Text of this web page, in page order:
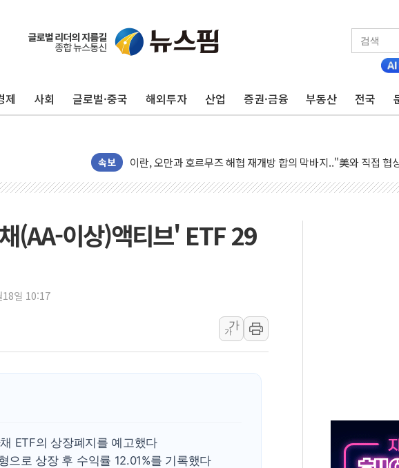
제 사회 글로벌·중국 해외투자 산업 증권·금융 부동산 전국
속보
현대리바트, 원가 개선으로 실적 방어…다음 과제는 '외형 확대'
세금 부담 커진 고가 1주택자…맞교환·재매수·다운사이징 '저
[금/유가] 이란의 호르무즈 해협 통항 제한 검토에 유가 3% 급
이란, 오만과 호르무즈 해협 재개방 합의 막바지.."美와 직접 협
[민주 당권주자 일정] 송영길·정청래·김민석 후보 - 8월 7일
[오늘의 정치일정] 8월 7일(금)
[오늘의 국회일정] 상임위·세미나·기자회견·주요 정당 - 8월 7일
구광모, 내주 실리콘밸리서 젠슨 황 재회…로봇·AI 데이터센터·
뉴욕증시 개장 전 특징주...모더나·아이온큐·도어대시↑ VS 샌
[인도증시] 중동 긴장 완화에 실적 호조까지, 상승...호실적 보고
(AA-이상)액티브' ETF 29
18일 10:17
가
가
ETF의 상장폐지를 예고했다
로 상장 후 수익률 12.01%를 기록했다